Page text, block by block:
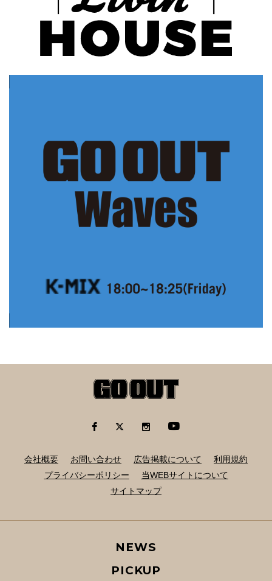
会社概要 お問い合わせ 広告掲載について
利用規約
プライバシーポリシー
当WEBサイトについて
サイトマップ
NEWS
PICKUP